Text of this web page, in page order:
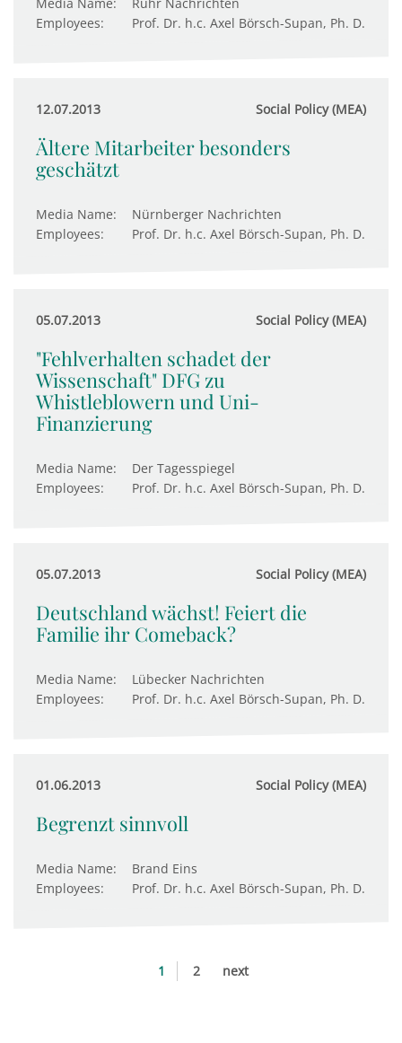
Employees:
Prof. Dr. h.c. Axel Börsch-Supan, Ph. D.
12.07.2013 Social Policy (MEA)
Ältere Mitarbeiter besonders
geschätzt
Media Name:
Nürnberger Nachrichten
Employees:
Prof. Dr. h.c. Axel Börsch-Supan, Ph. D.
05.07.2013 Social Policy (MEA)
"Fehlverhalten schadet der
Wissenschaft" DFG zu
Whistleblowern und Uni-
Finanzierung
Media Name:
Der Tagesspiegel
Employees:
Prof. Dr. h.c. Axel Börsch-Supan, Ph. D.
05.07.2013 Social Policy (MEA)
Deutschland wächst! Feiert die
Familie ihr Comeback?
Media Name:
Lübecker Nachrichten
Employees:
Prof. Dr. h.c. Axel Börsch-Supan, Ph. D.
01.06.2013 Social Policy (MEA)
Begrenzt sinnvoll
Media Name:
Brand Eins
Employees:
Prof. Dr. h.c. Axel Börsch-Supan, Ph. D.
1 2 next